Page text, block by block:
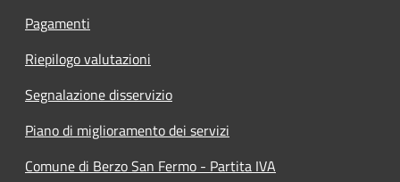
Pagamenti
Riepilogo valutazioni
Segnalazione disservizio
Piano di miglioramento dei servizi
Comune di Berzo San Fermo - Partita IVA